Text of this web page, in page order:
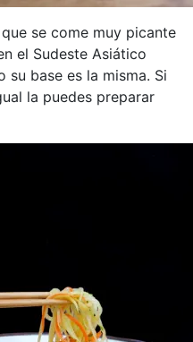
se come muy picante
el Sudeste Asiático
su base es la misma. Si
la puedes preparar